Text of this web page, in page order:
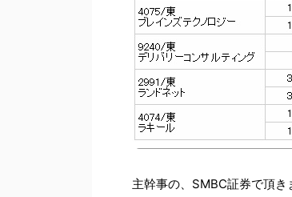
主幹事の、 SMBC証券で頂